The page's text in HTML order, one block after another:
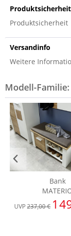
Produktsicherheit
Produktsicherheit
Versandinfo
Weitere
Modell-Familie:
Bank
UVP237,00 €